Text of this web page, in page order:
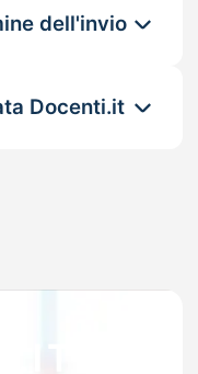
dell'invio
Docenti.it